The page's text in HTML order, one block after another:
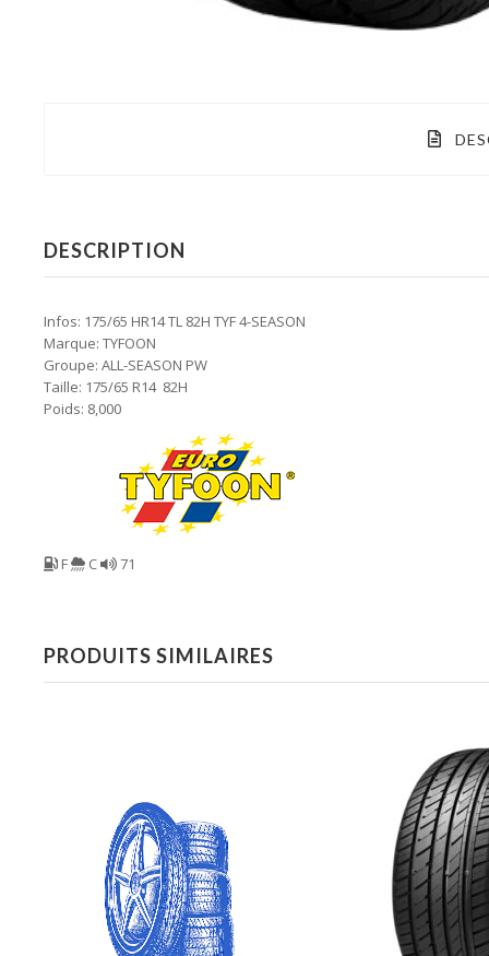
DESCRIPTION
Infos: 175/65 HR14 TL 82H TYF 4-SEASON
Marque: TYFOON
Groupe: ALL-SEASON PW
Taille: 175/65 R14 82H
Poids: 8,000
F C 71
PRODUITS SIMILAIRES